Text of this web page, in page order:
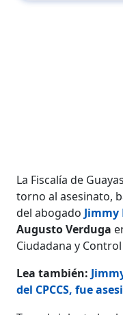
La Fiscalía de
torno al asesinato,
del abogado Jimmy
Augusto Verduga
Ciudadana y Control
Lea también:
del CPCCS, fue